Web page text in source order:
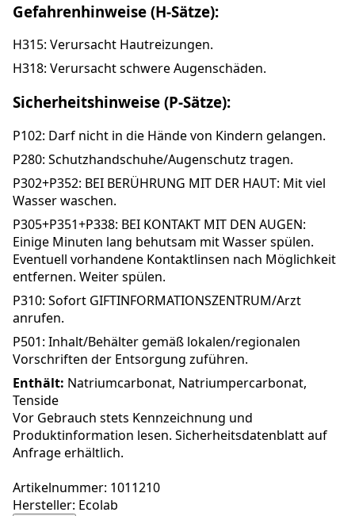
Gefahrenhinweise (H-Sätze):
H315: Verursacht Hautreizungen.
H318: Verursacht schwere Augenschäden.
Sicherheitshinweise (P-Sätze):
P102: Darf nicht in die Hände von Kindern gelangen.
P280: Schutzhandschuhe/Augenschutz tragen.
P302+P352: BEI BERÜHRUNG MIT DER HAUT: Mit viel
Wasser waschen.
P305+P351+P338: BEI KONTAKT MIT DEN AUGEN:
Einige Minuten lang behutsam mit Wasser spülen.
Eventuell vorhandene Kontaktlinsen nach Möglichkeit
entfernen. Weiter spülen.
P310: Sofort GIFTINFORMATIONSZENTRUM/Arzt
anrufen.
P501: Inhalt/Behälter gemäß lokalen/regionalen
Vorschriften der Entsorgung zuführen.
Enthält: Natriumcarbonat, Natriumpercarbonat,
Tenside
Vor Gebrauch stets Kennzeichnung und
Produktinformation lesen. Sicherheitsdatenblatt auf
Anfrage erhältlich.
Artikelnummer: 1011210
Hersteller: Ecolab